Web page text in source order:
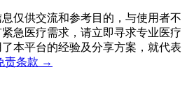
仅供交流和参考目的，与使用者不
急医疗需求，请立即寻求专业医疗
本平台的经验及分享方案，就代表
责条款 →